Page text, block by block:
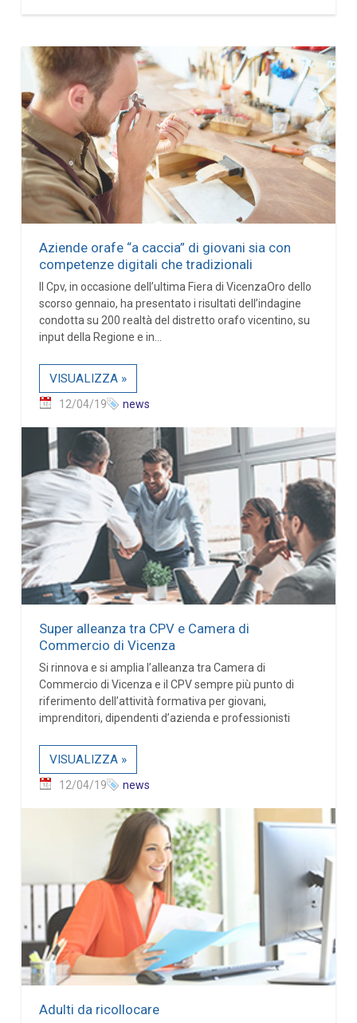
Aziende orafe “a caccia” di giovani sia con
competenze digitali che tradizionali
Il Cpv, in occasione dell’ultima Fiera di VicenzaOro dello
scorso gennaio, ha presentato i risultati dell’indagine
condotta su 200 realtà del distretto orafo vicentino, su
input della Regione e in...
VISUALIZZA »
12/04/19 news
Super alleanza tra CPV e Camera di
Commercio di Vicenza
Si rinnova e si amplia l’alleanza tra Camera di
Commercio di Vicenza e il CPV sempre più punto di
riferimento dell’attività formativa per giovani,
imprenditori, dipendenti d’azienda e professionisti
VISUALIZZA »
12/04/19 news
Adulti da ricollocare